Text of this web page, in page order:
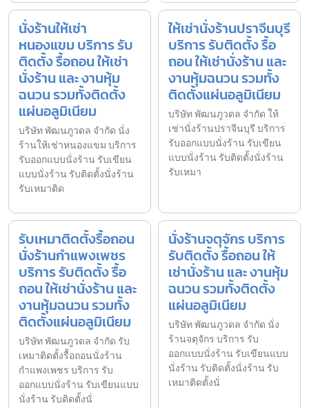
นั่งร้านให้เช่า
หนองแขม บริการ รับ
ติดตั้ง รื้อถอน ให้เช่า
นั่งร้าน และ งานหุ้ม
ฉนวน รวมทั้งติดตั้ง
แผ่นอลูมิเนียม
บริษัท พัฒนภูวดล จำกัด นั่ง
ร้านให้เช่าหนองแขม บริการ
รับออกแบบนั่งร้าน รับเขียน
แบบนั่งร้าน รับติดตั้งนั่งร้าน
รับเหมาติด
ให้เช่านั่งร้านปราจีนบุรี
บริการ รับติดตั้ง รื้อ
ถอน ให้เช่านั่งร้าน และ
งานหุ้มฉนวน รวมทั้ง
ติดตั้งแผ่นอลูมิเนียม
บริษัท พัฒนภูวดล จำกัด ให้
เช่านั่งร้านปราจีนบุรี บริการ
รับออกแบบนั่งร้าน รับเขียน
แบบนั่งร้าน รับติดตั้งนั่งร้าน
รับเหมา
รับเหมาติดตั้งรื้อถอน
นั่งร้านกำแพงเพชร
บริการ รับติดตั้ง รื้อ
ถอน ให้เช่านั่งร้าน และ
งานหุ้มฉนวน รวมทั้ง
ติดตั้งแผ่นอลูมิเนียม
บริษัท พัฒนภูวดล จำกัด รับ
เหมาติดตั้งรื้อถอนนั่งร้าน
กำแพงเพชร บริการ รับ
ออกแบบนั่งร้าน รับเขียนแบบ
นั่งร้าน รับติดตั้งนั่
นั่งร้านจตุจักร บริการ
รับติดตั้ง รื้อถอน ให้
เช่านั่งร้าน และ งานหุ้ม
ฉนวน รวมทั้งติดตั้ง
แผ่นอลูมิเนียม
บริษัท พัฒนภูวดล จำกัด นั่ง
ร้านจตุจักร บริการ รับ
ออกแบบนั่งร้าน รับเขียนแบบ
นั่งร้าน รับติดตั้งนั่งร้าน รับ
เหมาติดตั้งนั่